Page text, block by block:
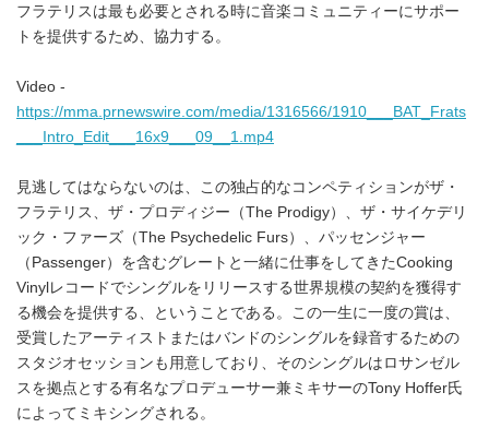
フラテリスは最も必要とされる時に音楽コミュニティーにサポー
トを提供するため、協力する。
Video -
https://mma.prnewswire.com/media/1316566/1910___BAT_Frats
___Intro_Edit___16x9___09__1.mp4
見逃してはならないのは、この独占的なコンペティションがザ・
フラテリス、ザ・プロディジー（The Prodigy）、ザ・サイケデリ
ック・ファーズ（The Psychedelic Furs）、パッセンジャー
（Passenger）を含むグレートと一緒に仕事をしてきたCooking
Vinylレコードでシングルをリリースする世界規模の契約を獲得す
る機会を提供する、ということである。この一生に一度の賞は、
受賞したアーティストまたはバンドのシングルを録音するための
スタジオセッションも用意しており、そのシングルはロサンゼル
スを拠点とする有名なプロデューサー兼ミキサーのTony Hoffer氏
によってミキシングされる。